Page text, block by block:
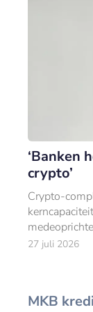
‘Banken
crypto’
Crypto-
27 juli 2026
MKB